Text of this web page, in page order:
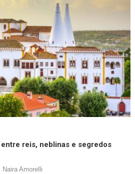
reis, neblinas e segredos
Naira Amorelli